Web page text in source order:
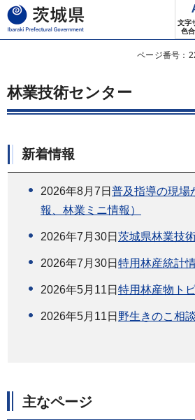
茨城県
文字
色
ページ番号：
林業技術センター
新着情報
2026年8月7日 普及指導の現場
報、林業ミニ情報）
2026年7月30日 茨城県林業技
2026年7月30日 特用林産統計
2026年5月11日 特用林産物ト
2026年5月11日 野生きのこ相
主なページ